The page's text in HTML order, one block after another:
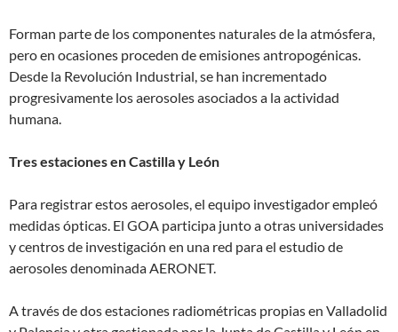
Forman parte de los componentes naturales de la atmósfera,
pero en ocasiones proceden de emisiones antropogénicas.
Desde la Revolución Industrial, se han incrementado
progresivamente los aerosoles asociados a la actividad
humana.
Tres estaciones en Castilla y León
Para registrar estos aerosoles, el equipo investigador empleó
medidas ópticas. El GOA participa junto a otras universidades
y centros de investigación en una red para el estudio de
aerosoles denominada AERONET.
A través de dos estaciones radiométricas propias en Valladolid